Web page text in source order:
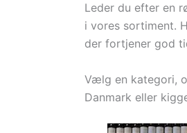
Leder du efter en
i vores sortiment.
der fortjener god
Vælg en kategori,
Danmark eller